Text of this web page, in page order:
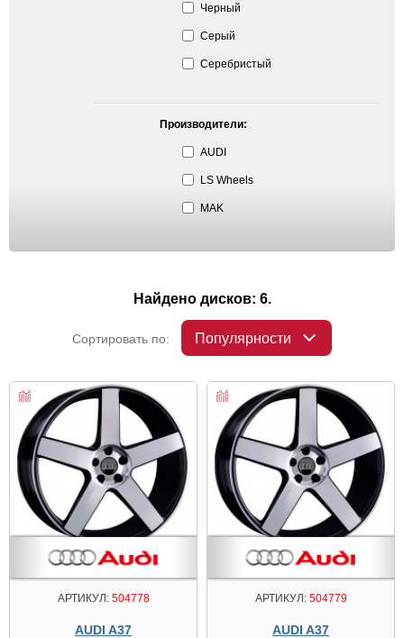
Черный
Серый
Серебристый
Производители:
AUDI
LS Wheels
MAK
Найдено дисков: 6.
Сортировать по: Популярности
АРТИКУЛ:504778
AUDI A37
АРТИКУЛ:504779
AUDI A37